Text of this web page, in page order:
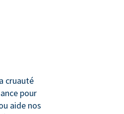
cruauté
pour
aide nos